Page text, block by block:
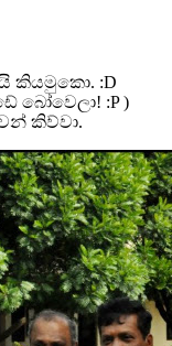
කියමුකො. :D
බෝවෙලා! :P )
කිව්වා.